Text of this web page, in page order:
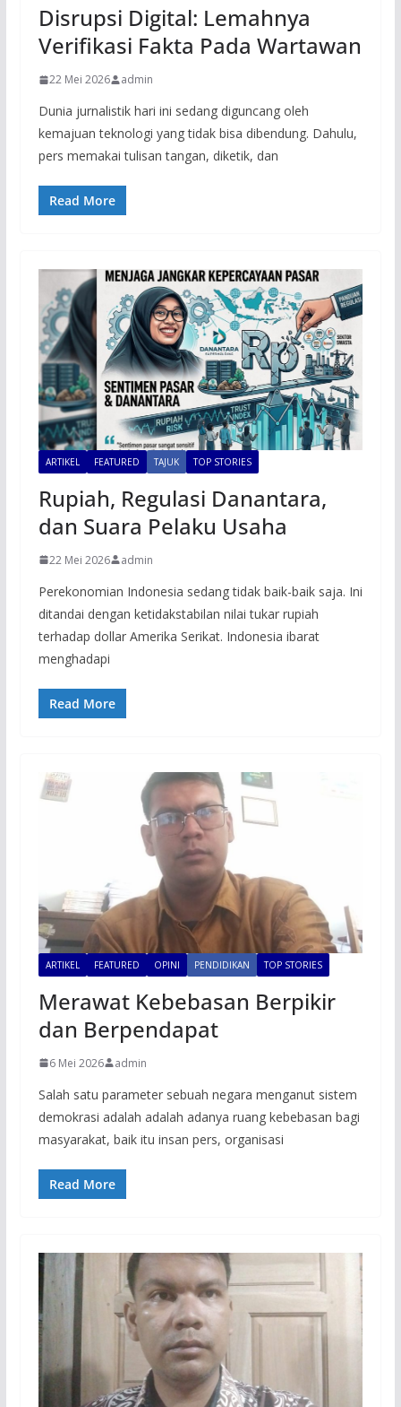
Disrupsi Digital: Lemahnya
Verifikasi Fakta Pada Wartawan
22 Mei 2026 admin
Dunia jurnalistik hari ini sedang diguncang oleh
kemajuan teknologi yang tidak bisa dibendung. Dahulu,
pers memakai tulisan tangan, diketik, dan
Read More
ARTIKEL FEATURED TAJUK TOP STORIES
Rupiah, Regulasi Danantara,
dan Suara Pelaku Usaha
22 Mei 2026 admin
Perekonomian Indonesia sedang tidak baik-baik saja. Ini
ditandai dengan ketidakstabilan nilai tukar rupiah
terhadap dollar Amerika Serikat. Indonesia ibarat
menghadapi
Read More
ARTIKEL FEATURED OPINI PENDIDIKAN TOP STORIES
Merawat Kebebasan Berpikir
dan Berpendapat
6 Mei 2026 admin
Salah satu parameter sebuah negara menganut sistem
demokrasi adalah adalah adanya ruang kebebasan bagi
masyarakat, baik itu insan pers, organisasi
Read More